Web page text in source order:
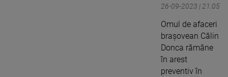
26-09-2023 | 21:05
Omul de afaceri
braşovean Călin
Donca rămâne
în arest
preventiv în